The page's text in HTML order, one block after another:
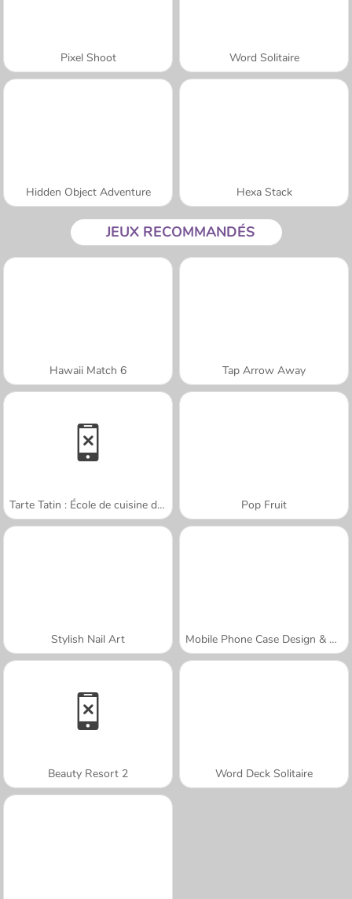
Pixel Shoot Word Solitaire
Hidden Object Adventure Hexa Stack
JEUX RECOMMANDÉS
Hawaii Match 6 Tap Arrow Away
Tarte Tatin : École de cuisine de Sara Pop Fruit
Stylish Nail Art Mobile Phone Case Design & DIY
Beauty Resort 2 Word Deck Solitaire